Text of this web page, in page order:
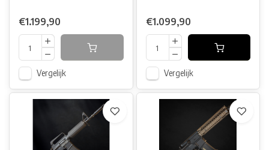
€1.199,90
Vergelijk
€1.099,90
Vergelijk